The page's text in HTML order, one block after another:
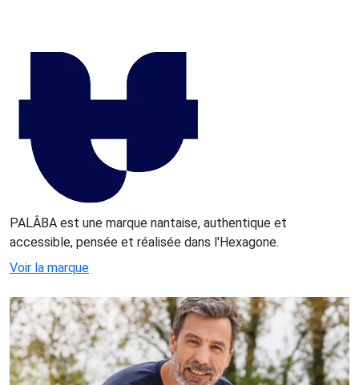
PALÂBA est une marque nantaise, authentique et
accessible, pensée et réalisée dans l'Hexagone.
Voir la marque